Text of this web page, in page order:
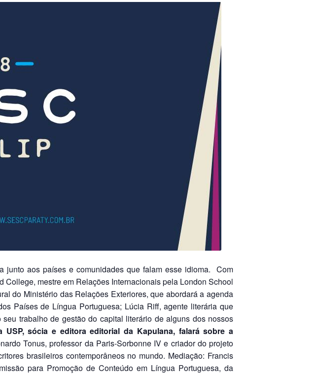
junto aos países e comunidades que falam esse idioma. Com
mestre em Relações Internacionais pela London School
do Ministério das Relações Exteriores, que abordará a agenda
Países de Língua Portuguesa; Lúcia Riff, agente literária que
trabalho de gestão do capital literário de alguns dos nossos
sócia e editora editorial da Kapulana, falará sobre a
Tonus, professor da Paris-Sorbonne IV e criador do projeto
brasileiros contemporâneos no mundo. Mediação: Francis
para Promoção de Conteúdo em Língua Portuguesa, da